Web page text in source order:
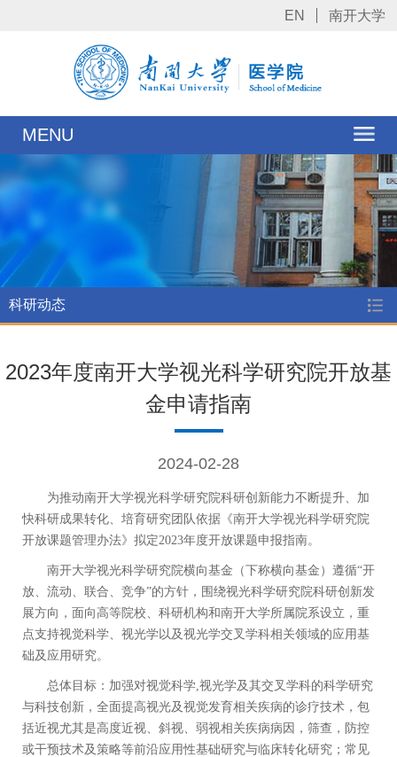
EN 南开大学
MENU
科研动态
2023年度南开大学视光科学研究院开放基
金申请指南
2024-02-28
为推动南开大学视光科学研究院科研创新能力不断提升、加
快科研成果转化、培育研究团队依据《南开大学视光科学研究院
开放课题管理办法》拟定2023年度开放课题申报指南。
南开大学视光科学研究院横向基金（下称横向基金）遵循“开
放、流动、联合、竞争”的方针，围绕视光科学研究院科研创新发
展方向，面向高等院校、科研机构和南开大学所属院系设立，重
点支持视觉科学、 视光学以及视光学交叉学科相关领域的应用基
础及应用研究。
总体目标：加强对视觉科学 视光学及其交叉学科的科学研究
与科技创新，全面提高视光及视觉发育相关疾病的诊疗技术，包
括近视尤其是高度近视 斜视、 弱视相关疾病病因， 筛查 ，防控
或干预技术及策略等前沿应用性基础研究与临床转化研究； 常见